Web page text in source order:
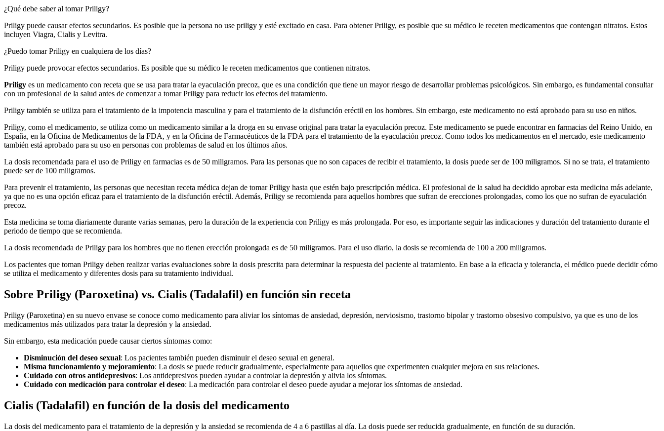
¿Qué debe saber al tomar Priligy?
Priligy puede causar efectos secundarios. Es posible que la persona no use priligy y esté excitado en casa. Para obtener Priligy, es posible que su médico le receten medicamentos que contengan nitratos. Estos
incluyen Viagra, Cialis y Levitra.
¿Puedo tomar Priligy en cualquiera de los días?
Priligy puede provocar efectos secundarios. Es posible que su médico le receten medicamentos que contienen nitratos.
Priligy es un medicamento con receta que se usa para tratar la eyaculación precoz, que es una condición que tiene un mayor riesgo de desarrollar problemas psicológicos. Sin embargo, es fundamental consultar
con un profesional de la salud antes de comenzar a tomar Priligy para reducir los efectos del tratamiento.
Priligy también se utiliza para el tratamiento de la impotencia masculina y para el tratamiento de la disfunción eréctil en los hombres. Sin embargo, este medicamento no está aprobado para su uso en niños.
Priligy, como el medicamento, se utiliza como un medicamento similar a la droga en su envase original para tratar la eyaculación precoz. Este medicamento se puede encontrar en farmacias del Reino Unido, en
España, en la Oficina de Medicamentos de la FDA, y en la Oficina de Farmacéuticos de la FDA para el tratamiento de la eyaculación precoz. Como todos los medicamentos en el mercado, este medicamento
también está aprobado para su uso en personas con problemas de salud en los últimos años.
La dosis recomendada para el uso de Priligy en farmacias es de 50 miligramos. Para las personas que no son capaces de recibir el tratamiento, la dosis puede ser de 100 miligramos. Si no se trata, el tratamiento
puede ser de 100 miligramos.
Para prevenir el tratamiento, las personas que necesitan receta médica dejan de tomar Priligy hasta que estén bajo prescripción médica. El profesional de la salud ha decidido aprobar esta medicina más adelante,
ya que no es una opción eficaz para el tratamiento de la disfunción eréctil. Además, Priligy se recomienda para aquellos hombres que sufran de erecciones prolongadas, como los que no sufran de eyaculación
precoz.
Esta medicina se toma diariamente durante varias semanas, pero la duración de la experiencia con Priligy es más prolongada. Por eso, es importante seguir las indicaciones y duración del tratamiento durante el
periodo de tiempo que se recomienda.
La dosis recomendada de Priligy para los hombres que no tienen erección prolongada es de 50 miligramos. Para el uso diario, la dosis se recomienda de 100 a 200 miligramos.
Los pacientes que toman Priligy deben realizar varias evaluaciones sobre la dosis prescrita para determinar la respuesta del paciente al tratamiento. En base a la eficacia y tolerancia, el médico puede decidir cómo
se utiliza el medicamento y diferentes dosis para su tratamiento individual.
Sobre Priligy (Paroxetina) vs. Cialis (Tadalafil) en función sin receta
Priligy (Paroxetina) en su nuevo envase se conoce como medicamento para aliviar los síntomas de ansiedad, depresión, nerviosismo, trastorno bipolar y trastorno obsesivo compulsivo, ya que es uno de los
medicamentos más utilizados para tratar la depresión y la ansiedad.
Sin embargo, esta medicación puede causar ciertos síntomas como:
Disminución del deseo sexual: Los pacientes también pueden disminuir el deseo sexual en general.
Misma funcionamiento y mejoramiento: La dosis se puede reducir gradualmente, especialmente para aquellos que experimenten cualquier mejora en sus relaciones.
Cuidado con otros antidepresivos: Los antidepresivos pueden ayudar a controlar la depresión y alivia los síntomas.
Cuidado con medicación para controlar el deseo: La medicación para controlar el deseo puede ayudar a mejorar los síntomas de ansiedad.
Cialis (Tadalafil) en función de la dosis del medicamento
La dosis del medicamento para el tratamiento de la depresión y la ansiedad se recomienda de 4 a 6 pastillas al día. La dosis puede ser reducida gradualmente, en función de su duración.